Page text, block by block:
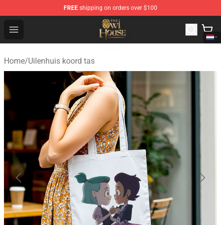
FREE shipping on orders over $100
Open menu
The Owl House Store - Official The Owl House
Home/Uilenhuis koord tas